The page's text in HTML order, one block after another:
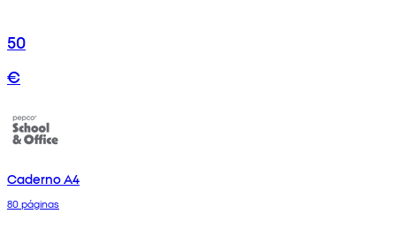
50
€
Caderno A4
80 páginas